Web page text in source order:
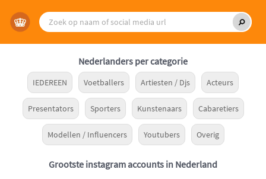
Nederlanders per categorie
IEDEREEN Voetballers Artiesten / Djs Acteurs
Presentators Sporters Kunstenaars Cabaretiers
Modellen / Influencers Youtubers Overig
Grootste instagram accounts in Nederland